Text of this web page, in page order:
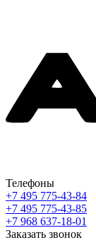
Телефоны
+7 495 775-43-84
+7 495 775-43-85
+7 968 637-18-01
Заказать звонок